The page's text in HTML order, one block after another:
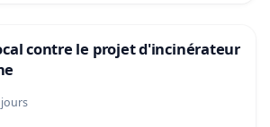
contre le projet d'incinérateur